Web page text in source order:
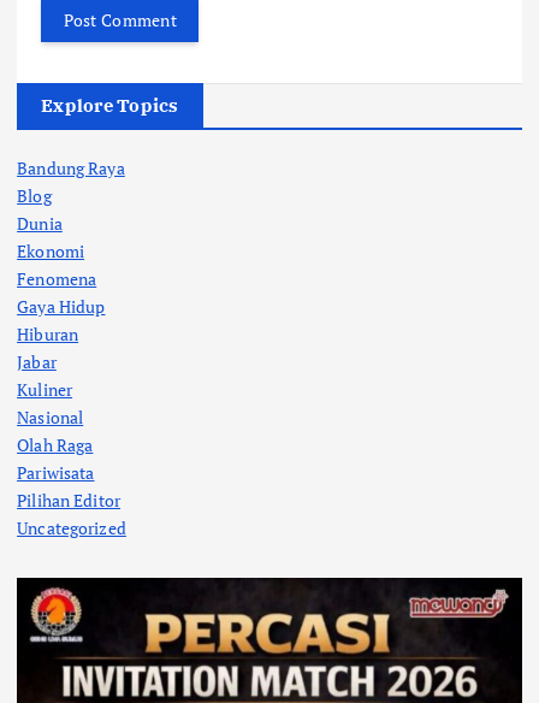
Explore Topics
Bandung Raya
Blog
Dunia
Ekonomi
Fenomena
Gaya Hidup
Hiburan
Jabar
Kuliner
Nasional
Olah Raga
Pariwisata
Pilihan Editor
Uncategorized